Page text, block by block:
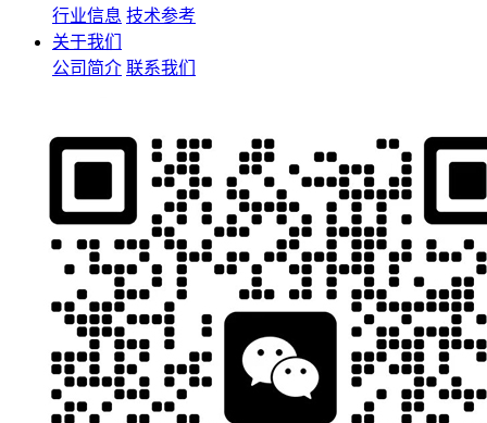
行业信息 技术参考
关于我们
公司简介 联系我们